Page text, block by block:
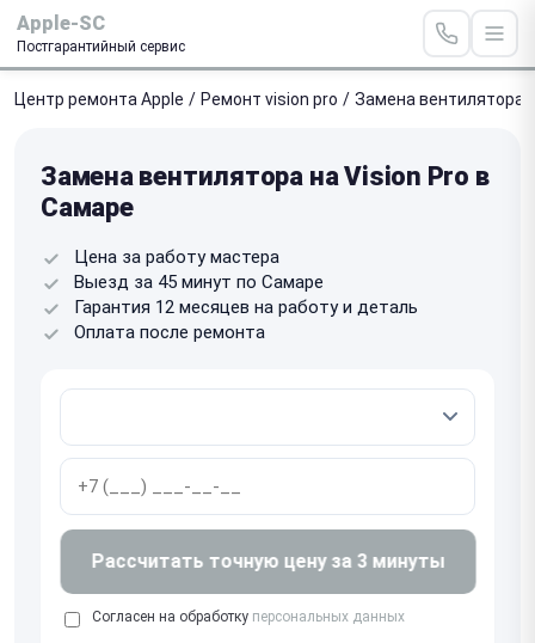
Apple-SC
Постгарантийный сервис
Центр ремонта Apple / Ремонт vision pro / Замена вентилятора
Замена вентилятора на Vision Pro в
Самаре
Цена за работу мастера
Выезд за 45 минут по Самаре
Гарантия 12 месяцев на работу и деталь
Оплата после ремонта
Рассчитать точную цену за 3 минуты
Согласен на обработку персональных данных